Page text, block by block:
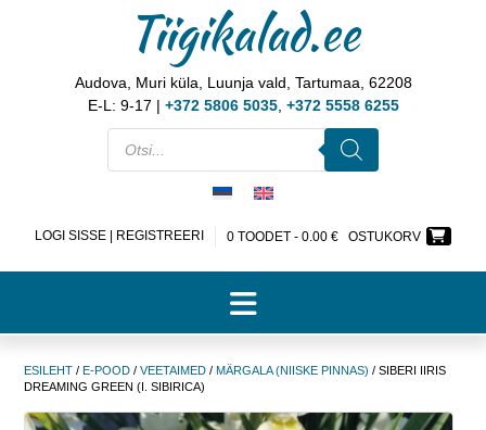
Tiigikalad.ee
Audova, Muri küla, Luunja vald, Tartumaa, 62208
E-L: 9-17 | +372 5806 5035, +372 5558 6255
LOGI SISSE | REGISTREERI 0 TOODET - 0.00 € OSTUKORV
ESILEHT / E-POOD / VEETAIMED / MÄRGALA (NIISKE PINNAS) / SIBERI IIRIS
DREAMING GREEN (I. SIBIRICA)